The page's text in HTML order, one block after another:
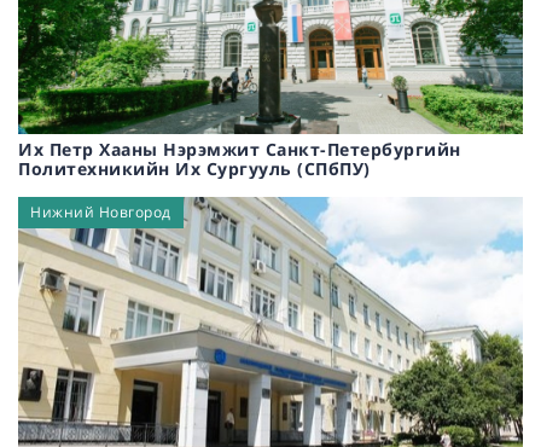
Их Петр Хааны Нэрэмжит Санкт-Петербургийн
Политехникийн Их Сургууль (СПбПУ)
Нижний Новгород